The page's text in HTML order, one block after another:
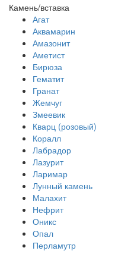
Камень/вставка
Агат
Аквамарин
Амазонит
Аметист
Бирюза
Гематит
Гранат
Жемчуг
Змеевик
Кварц (розовый)
Коралл
Лабрадор
Лазурит
Ларимар
Лунный камень
Малахит
Нефрит
Оникс
Опал
Перламутр